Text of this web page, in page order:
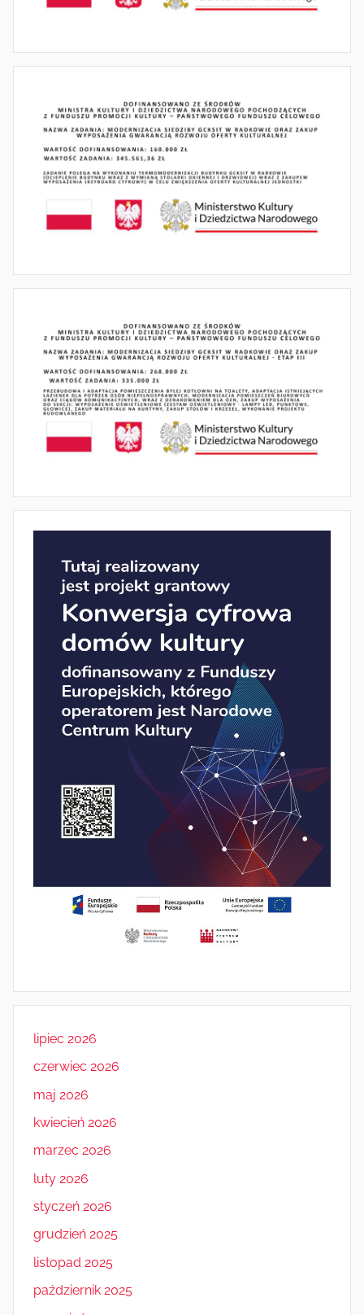
lipiec 2026
czerwiec 2026
maj 2026
kwiecień 2026
marzec 2026
luty 2026
styczeń 2026
grudzień 2025
listopad 2025
październik 2025